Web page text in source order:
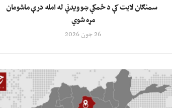
سمنګان لایت کې د ځمکې ښوویدنې له امله درې ماشومان
مړه شوي
26 جون 2026